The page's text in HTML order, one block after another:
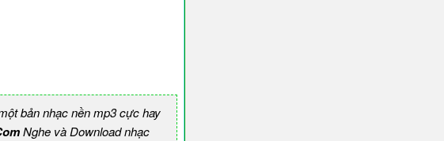
bản nhạc nền mp3 cực hay
Nghe và Download nhạc